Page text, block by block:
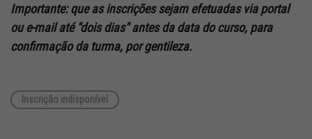
Importante: que as inscrições sejam efetuadas via portal
ou e-mail até "dois dias" antes da data do curso, para
confirmação da turma, por gentileza.
Inscrição indisponível